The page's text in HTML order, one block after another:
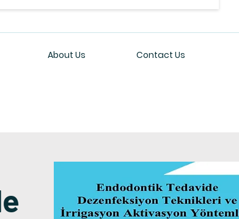
About Us Contact Us